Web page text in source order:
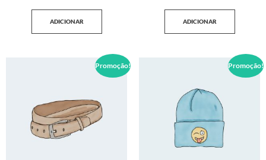
ADICIONAR ADICIONAR
Promoção! Promoção!